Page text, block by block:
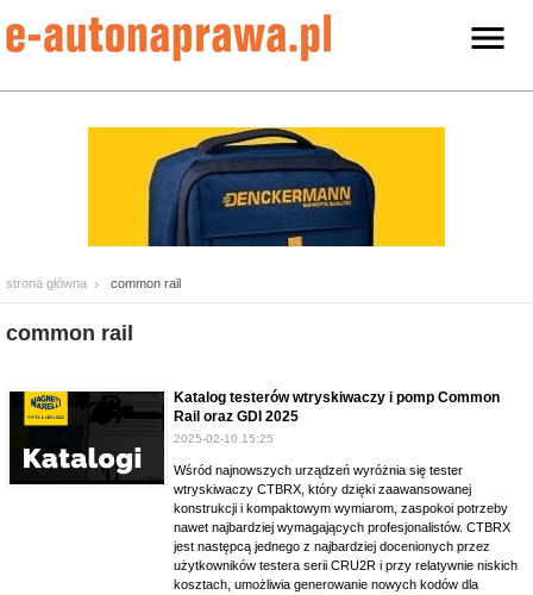
strona główna common rail
common rail
Katalog testerów wtryskiwaczy i pomp Common
Rail oraz GDI 2025
2025-02-10 15:25
Wśród najnowszych urządzeń wyróżnia się tester
wtryskiwaczy CTBRX, który dzięki zaawansowanej
konstrukcji i kompaktowym wymiarom, zaspokoi potrzeby
nawet najbardziej wymagających profesjonalistów. CTBRX
jest następcą jednego z najbardziej docenionych przez
użytkowników testera serii CRU2R i przy relatywnie niskich
kosztach, umożliwia generowanie nowych kodów dla